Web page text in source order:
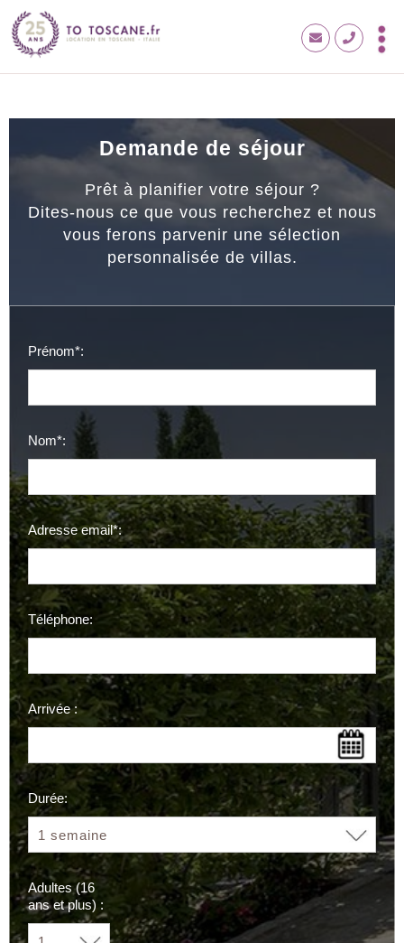
Demande de séjour
Prêt à planifier votre séjour ?
Dites-nous ce que vous recherchez et nous
vous ferons parvenir une sélection
personnalisée de villas.
Prénom*:
Nom*:
Adresse email*:
Téléphone:
Arrivée :
Durée:
Adultes (16
ans et plus) :